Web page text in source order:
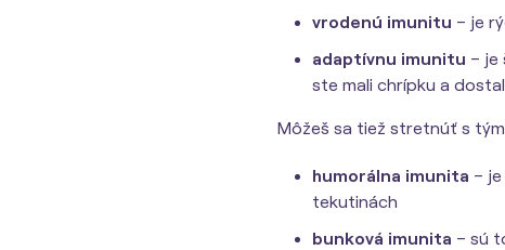
vrodenú imunitu – je
adaptívnu imunitu – je
ste mali chrípku a
Môžeš sa tiež stretnúť s
humorálna imunita –
tekutinách
bunková imunita – sú